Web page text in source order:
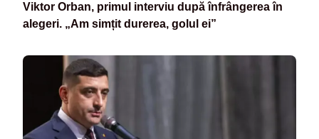
Viktor Orban, primul interviu după înfrângerea în
alegeri. „Am simțit durerea, golul ei”